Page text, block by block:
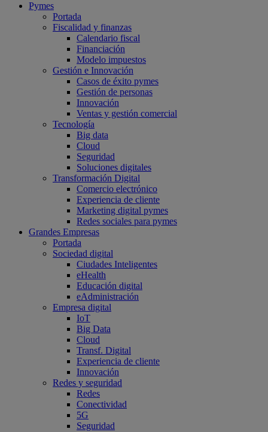
Pymes
Portada
Fiscalidad y finanzas
Calendario fiscal
Financiación
Modelo impuestos
Gestión e Innovación
Casos de éxito pymes
Gestión de personas
Innovación
Ventas y gestión comercial
Tecnología
Big data
Cloud
Seguridad
Soluciones digitales
Transformación Digital
Comercio electrónico
Experiencia de cliente
Marketing digital pymes
Redes sociales para pymes
Grandes Empresas
Portada
Sociedad digital
Ciudades Inteligentes
eHealth
Educación digital
eAdministración
Empresa digital
IoT
Big Data
Cloud
Transf. Digital
Experiencia de cliente
Innovación
Redes y seguridad
Redes
Conectividad
5G
Seguridad